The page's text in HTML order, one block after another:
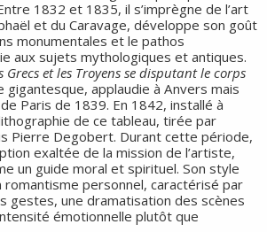
1832 et 1835, il s’imprègne de l’art
et du Caravage, développe son goût
monumentales et le pathos
aux sujets mythologiques et antiques.
Grecs et les Troyens se disputant le corps
gigantesque, applaudie à Anvers mais
Paris de 1839. En 1842, installé à
de ce tableau, tirée par
Pierre Degobert. Durant cette période,
exaltée de la mission de l’artiste,
un guide moral et spirituel. Son style
romantisme personnel, caractérisé par
gestes, une dramatisation des scènes
émotionnelle plutôt que